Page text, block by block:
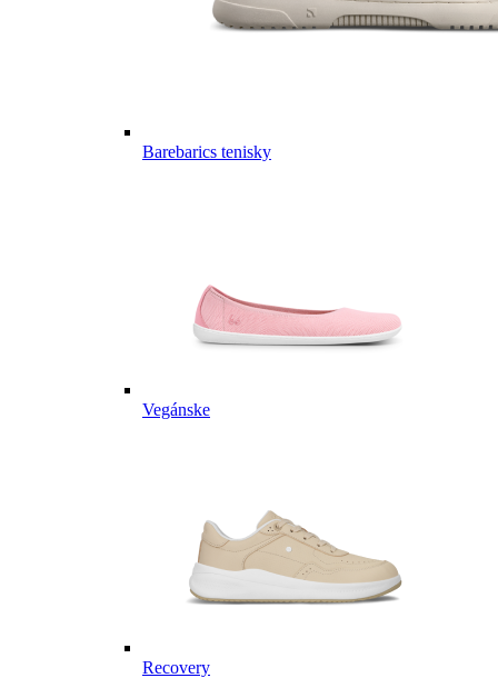
Barebarics tenisky
Vegánske
Recovery